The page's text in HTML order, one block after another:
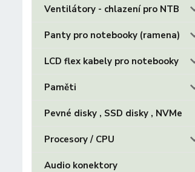
Ventilátory - chlazení pro NTB
Panty pro notebooky (ramena)
LCD flex kabely pro notebooky
Paměti
Pevné disky , SSD disky , NVMe
Procesory / CPU
Audio konektory